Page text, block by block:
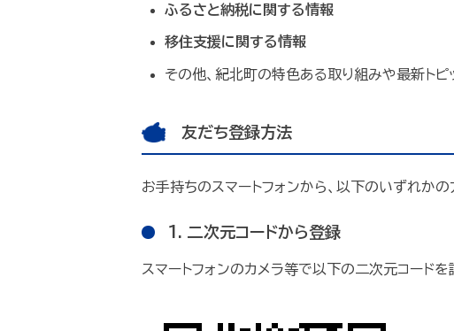
ふるさと納税に関する情報
移住支援に関する情報
その他、紀北町の特色ある取り組みや最新トピ
友だち登録方法
お手持ちのスマートフォンから、以下のいずれか
1. 二次元コードから登録
スマートフォンのカメラ等で以下の二次元コードを